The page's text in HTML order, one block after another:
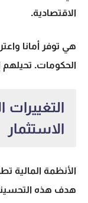
الاقتصادية.
هي توفر أمانا
الحكومات. تحيلهم
الاستثمار
الأنظمة المالية
هدف هذه